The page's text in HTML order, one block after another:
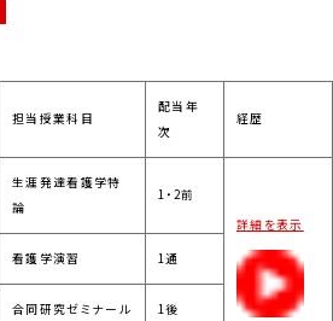
担当授業科目
配当年
次
経歴
生涯発達看護学特
論
1・2前
詳細を表示
看護学演習
1通
合同研究ゼミナール 1後